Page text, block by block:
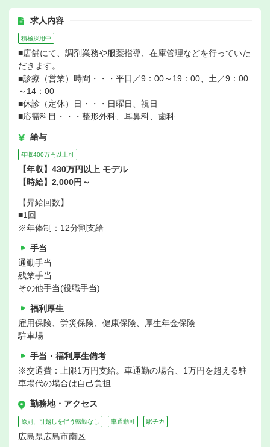
求人内容
積極採用中
■店舗にて、調剤業務や服薬指導、在庫管理などを行っていた
だきます。
■診療（営業）時間・・・平日／9：00～19：00、土／9：00
～14：00
■休診（定休）日・・・日曜日、祝日
■応需科目・・・整形外科、耳鼻科、歯科
給与
年収400万円以上可
【年収】430万円以上 モデル
【時給】2,000円～
【昇給回数】
■1回
※年俸制：12分割支給
手当
通勤手当
残業手当
その他手当(役職手当)
福利厚生
雇用保険、労災保険、健康保険、厚生年金保険
駐車場
手当・福利厚生備考
※交通費：上限1万円支給。車通勤の場合、1万円を超える駐
車場代の場合は自己負担
勤務地・アクセス
原則、引越しを伴う転勤なし 車通勤可 駅チカ
広島県広島市南区